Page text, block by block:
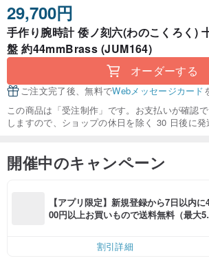
29,700円
手作り腕時計 倭ノ刻六(わのこくろく)
盤 約44mmBrass (JUM164)
オーダーする
ご注文完了後、無料でWebメッセージカード
この商品は「受注制作」です。お支払いが確認
しますので、ショップの休日を除く 30 日後に発
開催中のキャンペーン
【アプリ限定】新規登録から7日以内に
00円以上お買いもので送料無料（最大
割引詳細